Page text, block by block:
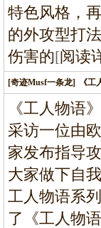
特色风格，
的外攻型打
伤害的[阅读
[奇迹Musf一条龙] 《
《工人物语
采访一位由
家发布指导
大家做下自
工人物语系
了《工人物